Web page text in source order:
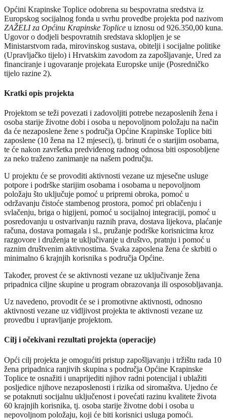
Općini Krapinske Toplice odobrena su bespovratna sredstva iz
Europskog socijalnog fonda u svrhu provedbe projekta pod nazivom
ZAŽELI za Općinu Krapinske Toplice u iznosu od 926.350,00 kuna.
Ugovor o dodjeli bespovratnih sredstava sklopljen je se
Ministarstvom rada, mirovinskog sustava, obitelji i socijalne politike
(Upravljačko tijelo) i Hrvatskim zavodom za zapošljavanje, Ured za
financiranje i ugovaranje projekata Europske unije (Posredničko
tijelo razine 2).
Kratki opis projekta
Projektom se teži povezati i zadovoljiti potrebe nezaposlenih žena i
osoba starije životne dobi i osoba u nepovoljnom položaju na način
da će nezaposlene žene s područja Općine Krapinske Toplice biti
zaposlene (10 žena na 12 mjeseci), tj. brinuti će o starijim osobama,
te će nakon završetka predviđenog radnog odnosa biti osposobljene
za neko traženo zanimanje na našem području.
U projektu će se provoditi aktivnosti vezane uz mjesečne usluge
potpore i podrške starijim osobama i osobama u nepovoljnom
položaju što uključuje pomoć u pripremi obroka, pomoć u
održavanju čistoće stambenog prostora, pomoć pri oblačenju i
svlačenju, briga o higijeni, pomoć u socijalnoj integraciji, pomoć u
posredovanju u ostvarivanju raznih prava, dostava lijekova, plaćanje
računa, dostava pomagala i sl., pružanje podrške korisnicima kroz
razgovore i druženja te uključivanje u društvo, pratnju i pomoć u
raznim društvenim aktivnostima. Svaka zaposlena žena će skrbiti o
minimalno 6 krajnjih korisnika s područja Općine.
Također, provest će se aktivnosti vezane uz uključivanje žena
pripadnica ciljne skupine u program obrazovanja ili osposobljavanja.
Uz navedeno, provodit će se i promotivne aktivnosti, odnosno
aktivnosti vezane uz vidljivost projekta te aktivnosti vezane uz
provedbu i upravljanje projektom.
Cilj i očekivani rezultati projekta (operacije)
Opći cilj projekta je omogućiti pristup zapošljavanju i tržištu rada 10
žena pripadnica ranjivih skupina s područja Općine Krapinske
Toplice te osnažiti i unaprijediti njihov radni potencijal i ublažiti
posljedice njihove nezaposlenosti i rizika od siromaštva. Ujedno će
se potaknuti socijalnu uključenost i povećati razinu kvalitete života
60 krajnjih korisnika, tj. osoba starije životne dobi i osoba u
nepovoljnom položaju, koji će biti korisnici usluga pomoći.